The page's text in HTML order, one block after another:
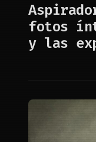
fotos
y las